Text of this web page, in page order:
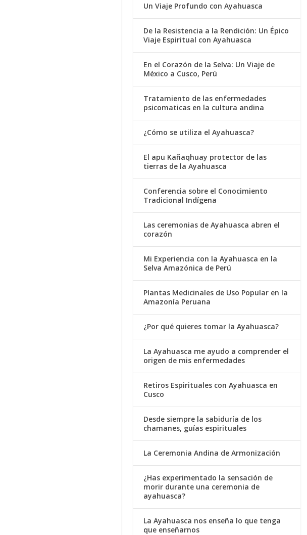
Un Viaje Profundo con Ayahuasca
De la Resistencia a la Rendición: Un Épico
Viaje Espiritual con Ayahuasca
En el Corazón de la Selva: Un Viaje de
México a Cusco, Perú
Tratamiento de las enfermedades
psicomaticas en la cultura andina
¿Cómo se utiliza el Ayahuasca?
El apu Kañaqhuay protector de las
tierras de la Ayahuasca
Conferencia sobre el Conocimiento
Tradicional Indígena
Las ceremonias de Ayahuasca abren el
corazón
Mi Experiencia con la Ayahuasca en la
Selva Amazónica de Perú
Plantas Medicinales de Uso Popular en la
Amazonía Peruana
¿Por qué quieres tomar la Ayahuasca?
La Ayahuasca me ayudo a comprender el
origen de mis enfermedades
Retiros Espirituales con Ayahuasca en
Cusco
Desde siempre la sabiduría de los
chamanes, guías espirituales
La Ceremonia Andina de Armonización
¿Has experimentado la sensación de
morir durante una ceremonia de
ayahuasca?
La Ayahuasca nos enseña lo que tenga
que enseñarnos